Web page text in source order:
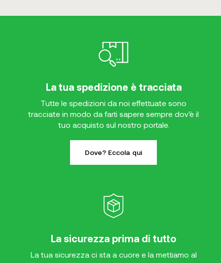
La tua spedizione è tracciata
Tutte le spedizioni da noi effettuate sono
tracciate in modo da farti sapere sempre dov'è il
tuo acquisto sul nostro portale.
Dove? Eccola qui
La sicurezza prima di tutto
La tua sicurezza ci sta a cuore e la mettiamo al